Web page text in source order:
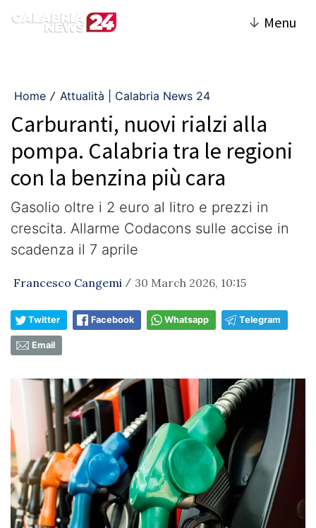
↓ Menu
Home / Attualità | Calabria News 24
Carburanti, nuovi rialzi alla
pompa. Calabria tra le regioni
con la benzina più cara
Gasolio oltre i 2 euro al litro e prezzi in
crescita. Allarme Codacons sulle accise in
scadenza il 7 aprile
Francesco Cangemi / 30 March 2026, 10:15
Twitter Facebook Whatsapp Telegram
Email